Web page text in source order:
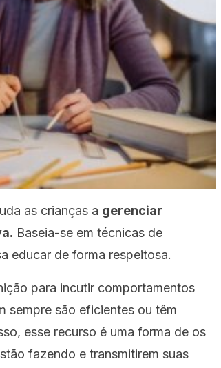
as crianças a gerenciar
Baseia-se em técnicas de
educar de forma respeitosa.
para incutir comportamentos
sempre são eficientes ou têm
esse recurso é uma forma de os
fazendo e transmitirem suas